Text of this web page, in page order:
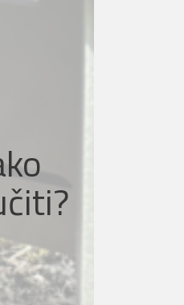
šalje radnim
sljedeći
na Vašim
vikendom
povjerenju!